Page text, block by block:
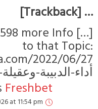
find 36598 more
to
وعقيلة-
Freshbet
says:
May 6, 2026 at 11:54 pm